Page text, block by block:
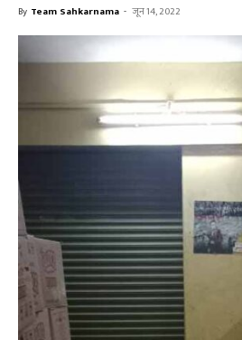
By Team Sahkarnama - जून 14, 2022